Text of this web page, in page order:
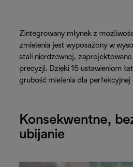
Zintegrowany młynek z
zmielenia jest wyposażony w
stali nierdzewnej,
precyzji. Dzięki 15 ustawieniom
grubość mielenia dla perfekcyjnej
Konsekwentne,
ubijanie